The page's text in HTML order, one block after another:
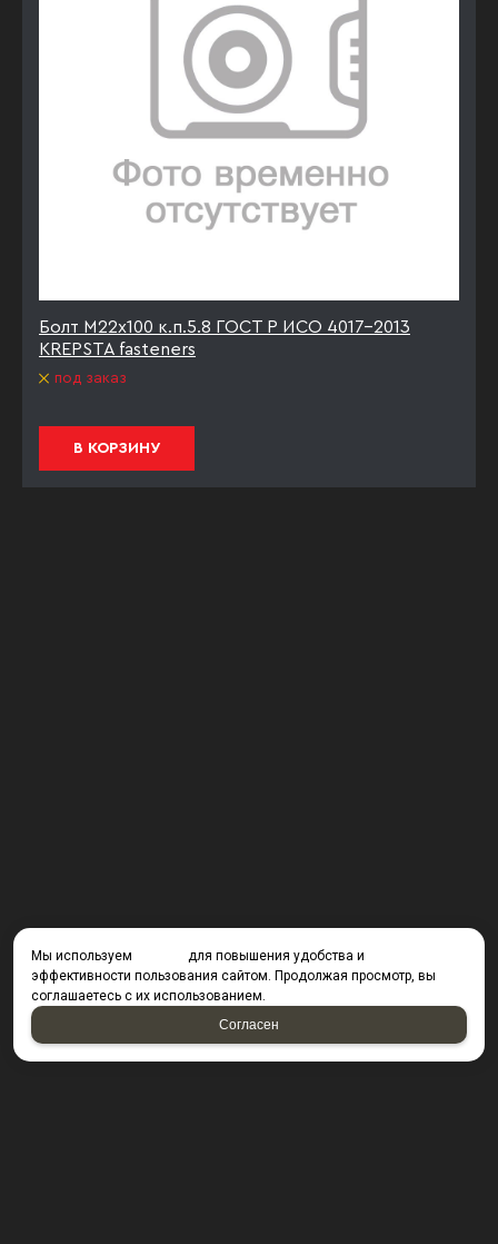
Болт М22х100 к.п.5.8 ГОСТ Р ИСО 4017-2013
KREPSTA fasteners
под заказ
В КОРЗИНУ
Мы используем
для повышения удобства и
эффективности пользования сайтом. Продолжая просмотр, вы
соглашаетесь с их использованием.
Согласен